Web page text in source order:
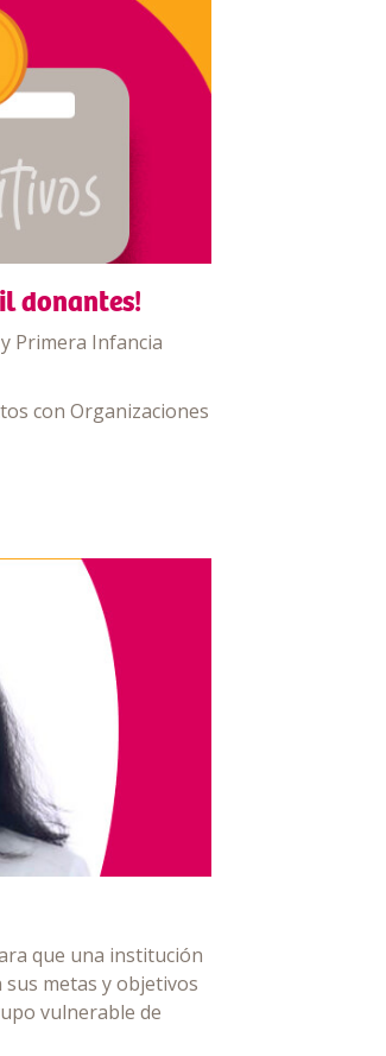
donantes!
Primera Infancia
con Organizaciones
que una institución
sus metas y objetivos
vulnerable de